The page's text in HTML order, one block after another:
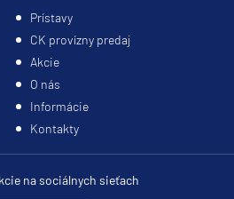
Prístavy
CK provízny predaj
Akcie
O nás
Informácie
Kontakty
na sociálnych sieťach